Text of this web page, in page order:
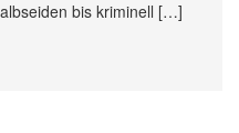
bis kriminell […]